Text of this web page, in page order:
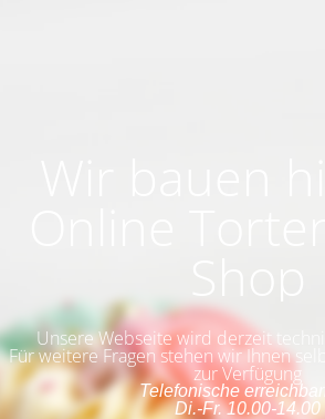
Unsere Webseite wird derzeit
Für weitere Fragen stehen wir Ihnen
zur Verfügung
Telefonische
Di.-Fr. 10.00-14.00